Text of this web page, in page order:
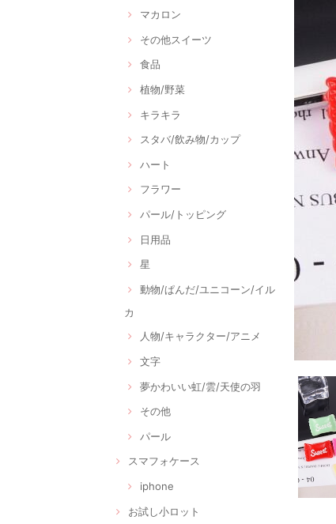
マカロン
その他スイーツ
食品
植物/野菜
キラキラ
スタバ/飲み物/カップ
ハート
フラワー
パール/トッピング
日用品
星
動物/ぱんだ/ユニコーン/イル
カ
人物/キャラクター/アニメ
文字
夢かわいい虹/雲/天使の羽
その他
パール
スマフォケース
iphone
お試し小ロット